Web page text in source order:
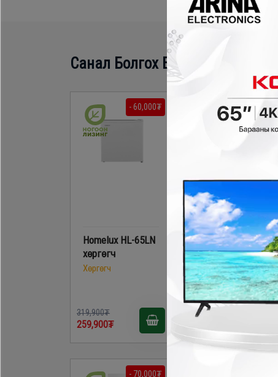
Санал Болгох Бүтээгдэхүүн
- 60,000₮
Homelux HL-65LN
хөргөгч
Хөргөгч
319,900₮
259,900₮
- 70,000₮
Sharp SJM60MK
хөргөгч
Хөргөгч
449,900₮
- 70,000₮